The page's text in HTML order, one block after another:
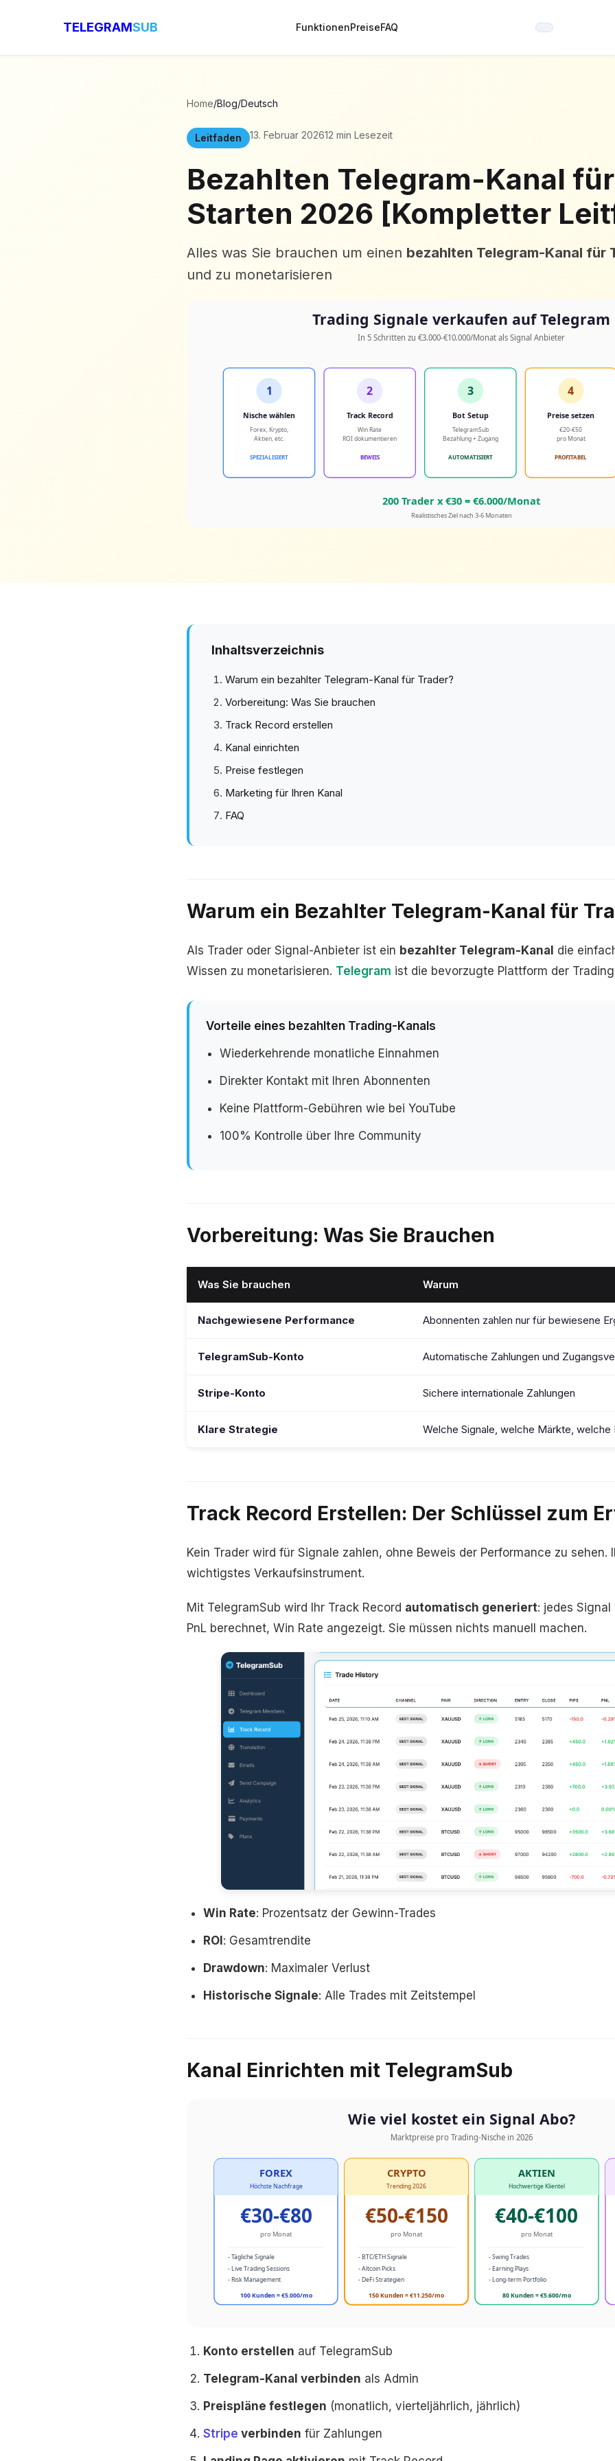
TELEGRAMSUB FunktionenPreiseFAQ
Home/Blog/Deutsch
Leitfaden 13. Februar 202612 min Lesezeit
Bezahlten Telegram-Kanal
Starten 2026 [Kompletter
Alles was Sie brauchen um einen bezahlten Telegram-Kanal für
und zu monetarisieren
Inhaltsverzeichnis
Warum ein bezahlter Telegram-Kanal für Trader?
Vorbereitung: Was Sie brauchen
Track Record erstellen
Kanal einrichten
Preise festlegen
Marketing für Ihren Kanal
FAQ
Warum ein Bezahlter Telegram-Kanal für
Als Trader oder Signal-Anbieter ist ein bezahlter Telegram-Kanal die
Wissen zu monetarisieren. Telegram ist die bevorzugte Plattform der
Vorteile eines bezahlten Trading-Kanals
Wiederkehrende monatliche Einnahmen
Direkter Kontakt mit Ihren Abonnenten
Keine Plattform-Gebühren wie bei YouTube
100% Kontrolle über Ihre Community
Vorbereitung: Was Sie Brauchen
Was Sie brauchen Warum
Nachgewiesene Performance Abonnenten zahlen nur für bewiesene
TelegramSub-Konto Automatische Zahlungen und
Stripe-Konto Sichere internationale Zahlungen
Klare Strategie Welche Signale, welche Märkte, welche
Track Record Erstellen: Der Schlüssel zum
Kein Trader wird für Signale zahlen, ohne Beweis der Performance zu sehen.
wichtigstes Verkaufsinstrument.
Mit TelegramSub wird Ihr Track Record automatisch generiert: jedes
PnL berechnet, Win Rate angezeigt. Sie müssen nichts manuell machen.
Win Rate: Prozentsatz der Gewinn-Trades
ROI: Gesamtrendite
Drawdown: Maximaler Verlust
Historische Signale: Alle Trades mit Zeitstempel
Kanal Einrichten mit TelegramSub
Konto erstellen auf TelegramSub
Telegram-Kanal verbinden als Admin
Preispläne festlegen (monatlich, vierteljährlich, jährlich)
Stripe verbinden für Zahlungen